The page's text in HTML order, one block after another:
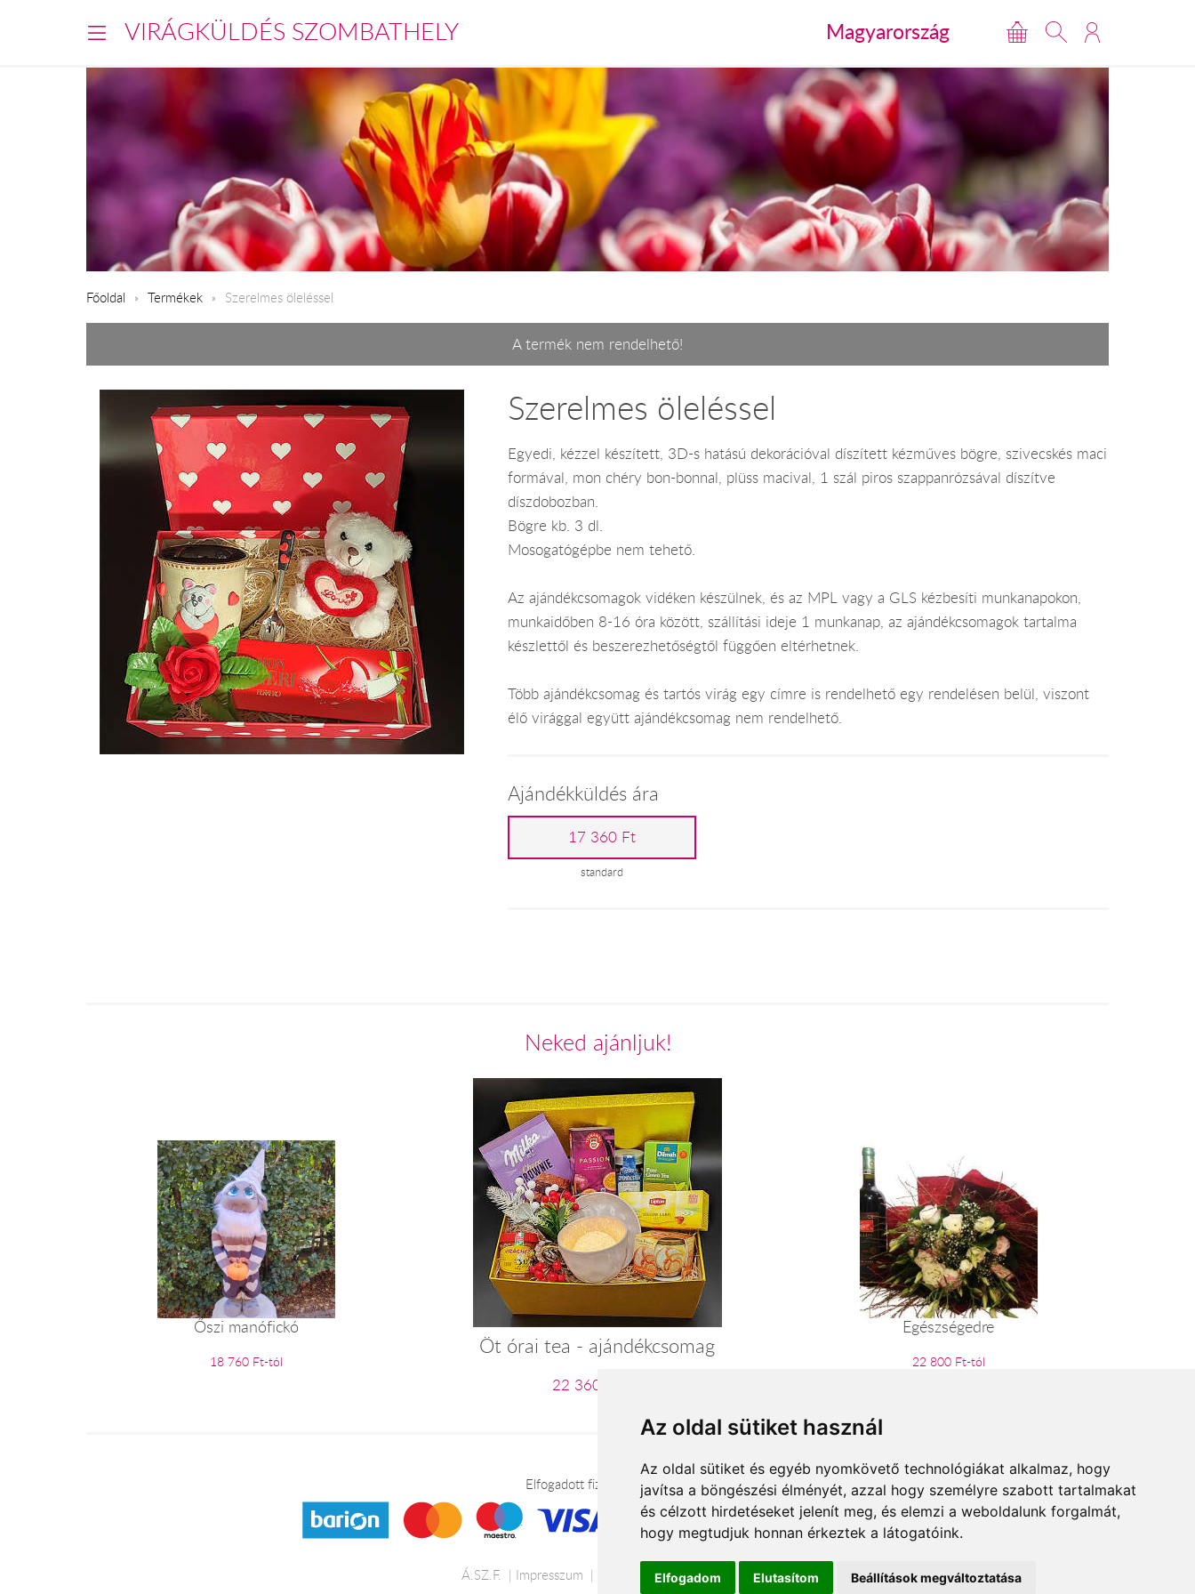
Az oldal sütiket használ
Az oldal sütiket és egyéb nyomkövető technológiákat alkalmaz, hogy
javítsa a böngészési élményét, azzal hogy személyre szabott tartalmakat
és célzott hirdetéseket jelenít meg, és elemzi a weboldalunk forgalmát,
hogy megtudjuk honnan érkeztek a látogatóink.
Elfogadom Elutasítom Beállítások megváltoztatása
VIRÁGKÜLDÉS SZOMBATHELY Magyarország
Főoldal Termékek Szerelmes öleléssel
A termék nem rendelhető!
Szerelmes öleléssel
Egyedi, kézzel készített, 3D-s hatású dekorációval díszített kézműves bögre, szivecskés maci
formával, mon chéry bon-bonnal, plüss macival, 1 szál piros szappanrózsával díszítve
díszdobozban.
Bögre kb. 3 dl.
Mosogatógépbe nem tehető.
Az ajándékcsomagok vidéken készülnek, és az MPL vagy a GLS kézbesíti munkanapokon,
munkaidőben 8-16 óra között, szállítási ideje 1 munkanap, az ajándékcsomagok tartalma
készlettől és beszerezhetőségtől függően eltérhetnek.
Több ajándékcsomag és tartós virág egy címre is rendelhető egy rendelésen belül, viszont
élő virággal együtt ajándékcsomag nem rendelhető.
Ajándékküldés ára
17 360 Ft
standard
Neked ajánljuk!
Őszi manófickó
18 760 Ft-tól
Öt órai tea - ajándékcsomag
22 360 Ft-tól
Egészségedre
22 800 Ft-tól
Elfogadott fizetési módok
Á.SZ.F. Impresszum Adatkezelési tájékoztató